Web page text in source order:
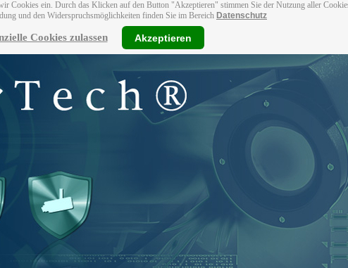
Cookies ein. Durch das Klicken auf den Button "Akzeptieren" stimmen Sie der Nutzung aller
und den Widerspruchsmöglichkeiten finden Sie im Bereich Datenschutz
Cookies zulassen Akzeptieren